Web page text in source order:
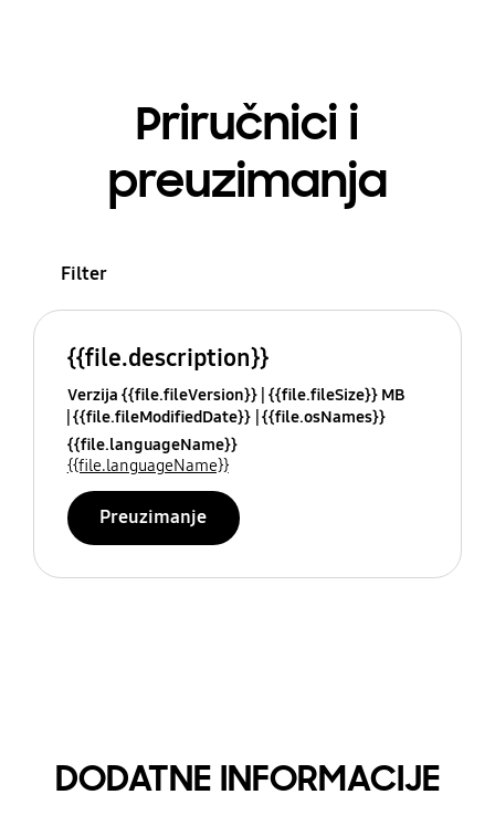
Priručnici i
preuzimanja
Filter
{{file.description}}
Verzija {{file.fileVersion}} {{file.fileSize}} MB
{{file.fileModifiedDate}} {{file.osNames}}
{{file.languageName}}
{{file.languageName}}
Preuzimanje
DODATNE INFORMACIJE